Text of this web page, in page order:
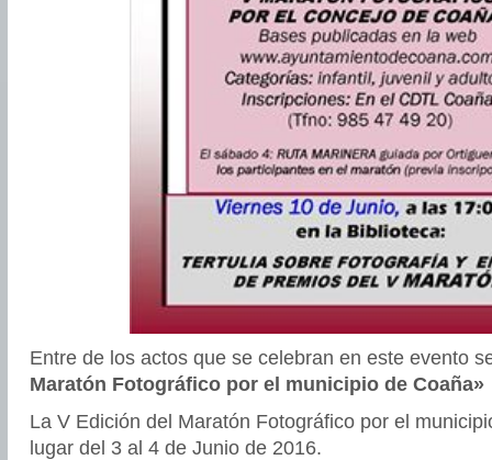
Entre de los actos que se celebran en este evento
Maratón Fotográfico por el municipio de Coaña»
La V Edición del Maratón Fotográfico por el
lugar del 3 al 4 de Junio de 2016.